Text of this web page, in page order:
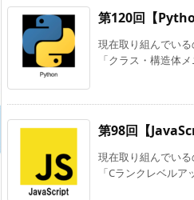
第120回【
現在取り組んでい
「クラス・構造体
第98回【
現在取り組んでい
「Cランクレベルア